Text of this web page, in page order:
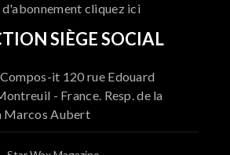
cliquez ici
SIÈGE SOCIAL
it 120 rue Edouard
- France. Resp. de la
Marcos Aubert